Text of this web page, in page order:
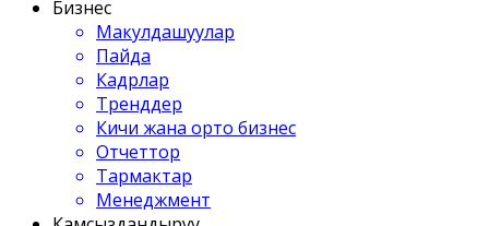
Бизнес
Макулдашуулар
Пайда
Кадрлар
Тренддер
Кичи жана орто бизнес
Отчеттор
Тармактар
Менеджмент